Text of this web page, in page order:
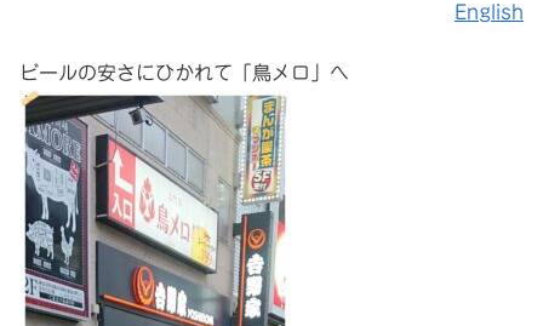
English
ビールの安さにひかれて「鳥メロ」へ